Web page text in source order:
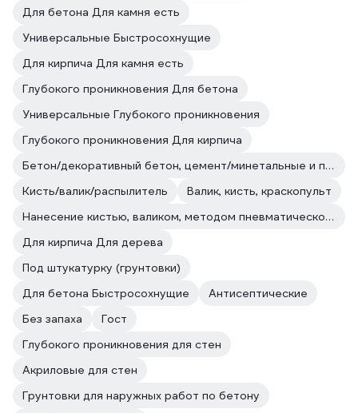
Для бетона Для камня есть
Универсальные Быстросохнущие
Для кирпича Для камня есть
Глубокого проникновения Для бетона
Универсальные Глубокого проникновения
Глубокого проникновения Для кирпича
Бетон/декоративный бетон, цемент/минетальные и полимерные декоративные штукатурки/прочие впитывающие поверхности
Кисть/валик/распылитель
Валик, кисть, краскопульт
Нанесение кистью, валиком, методом пневматического и безвоздушного распыления.
Для кирпича Для дерева
Под штукатурку (грунтовки)
Для бетона Быстросохнущие
Антисептические
Без запаха
Гост
Глубокого проникновения для стен
Акриловые для стен
Грунтовки для наружных работ по бетону